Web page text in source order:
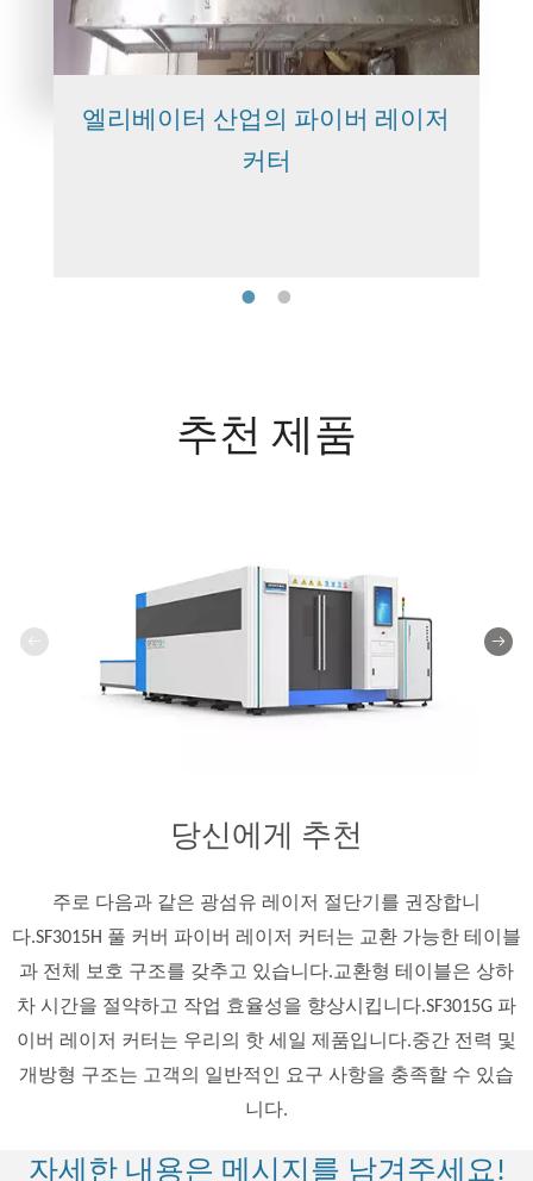
엘리베이터 산업의 파이버 레이저
커터
추천 제품
당신에게 추천
주로 다음과 같은 광섬유 레이저 절단기를 권장합니
다.SF3015H 풀 커버 파이버 레이저 커터는 교환 가능한 테이블
과 전체 보호 구조를 갖추고 있습니다.교환형 테이블은 상하
차 시간을 절약하고 작업 효율성을 향상시킵니다.SF3015G 파
이버 레이저 커터는 우리의 핫 세일 제품입니다.중간 전력 및
개방형 구조는 고객의 일반적인 요구 사항을 충족할 수 있습
니다.
자세한 내용은 메시지를 남겨주세요!